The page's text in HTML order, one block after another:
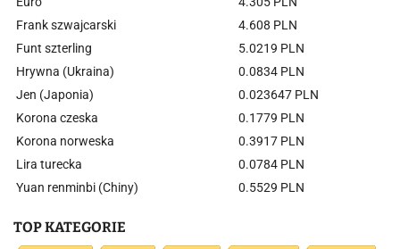
Frank szwajcarski
4.608 PLN
Funt szterling
5.0219 PLN
Hrywna (Ukraina)
0.0834 PLN
Jen (Japonia)
0.023647 PLN
Korona czeska
0.1779 PLN
Korona norweska
0.3917 PLN
Lira turecka
0.0784 PLN
Yuan renminbi (Chiny)
0.5529 PLN
TOP KATEGORIE